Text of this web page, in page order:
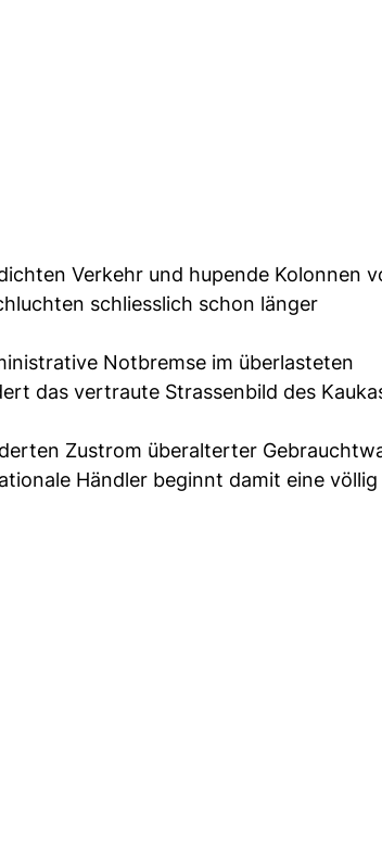
Verkehr und hupende Kolonnen
schliesslich schon länger
Notbremse im überlasteten
das vertraute Strassenbild des
Zustrom überalterter
Händler beginnt damit eine völlig